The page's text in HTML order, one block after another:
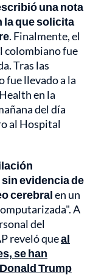
una nota
la que solicita
. Finalmente, el
colombiano fue
Tras las
fue llevado a la
en la
del día
al Hospital
evidencia de
cerebralen un
A
del
reveló queal
se han
Trump